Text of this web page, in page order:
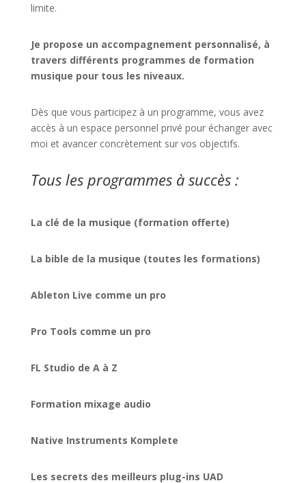
limite.
Je propose un accompagnement personnalisé, à
travers différents programmes de formation
musique pour tous les niveaux.
Dès que vous participez à un programme, vous avez
accès à un espace personnel privé pour échanger avec
moi et avancer concrètement sur vos objectifs.
Tous les programmes à succès :
La clé de la musique (formation offerte)
La bible de la musique (toutes les formations)
Ableton Live comme un pro
Pro Tools comme un pro
FL Studio de A à Z
Formation mixage audio
Native Instruments Komplete
Les secrets des meilleurs plug-ins UAD